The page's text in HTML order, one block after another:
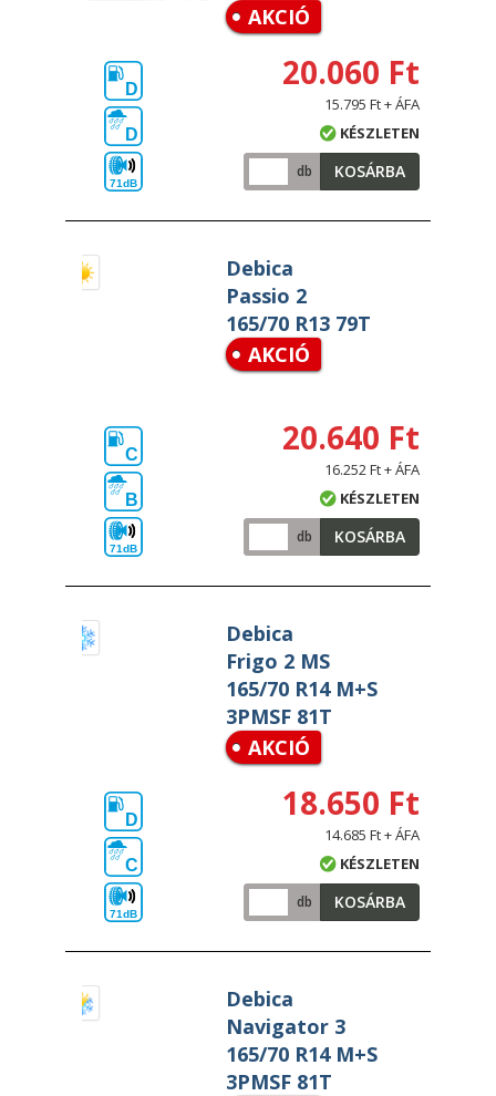
AKCIÓ
D
D
71dB
20.060 Ft
15.795 Ft + ÁFA
KÉSZLETEN
db KOSÁRBA
Debica
Passio 2
165/70 R13 79T
AKCIÓ
C
B
71dB
20.640 Ft
16.252 Ft + ÁFA
KÉSZLETEN
db KOSÁRBA
Debica
Frigo 2 MS
165/70 R14 M+S
3PMSF 81T
AKCIÓ
D
C
71dB
18.650 Ft
14.685 Ft + ÁFA
KÉSZLETEN
db KOSÁRBA
Debica
Navigator 3
165/70 R14 M+S
3PMSF 81T